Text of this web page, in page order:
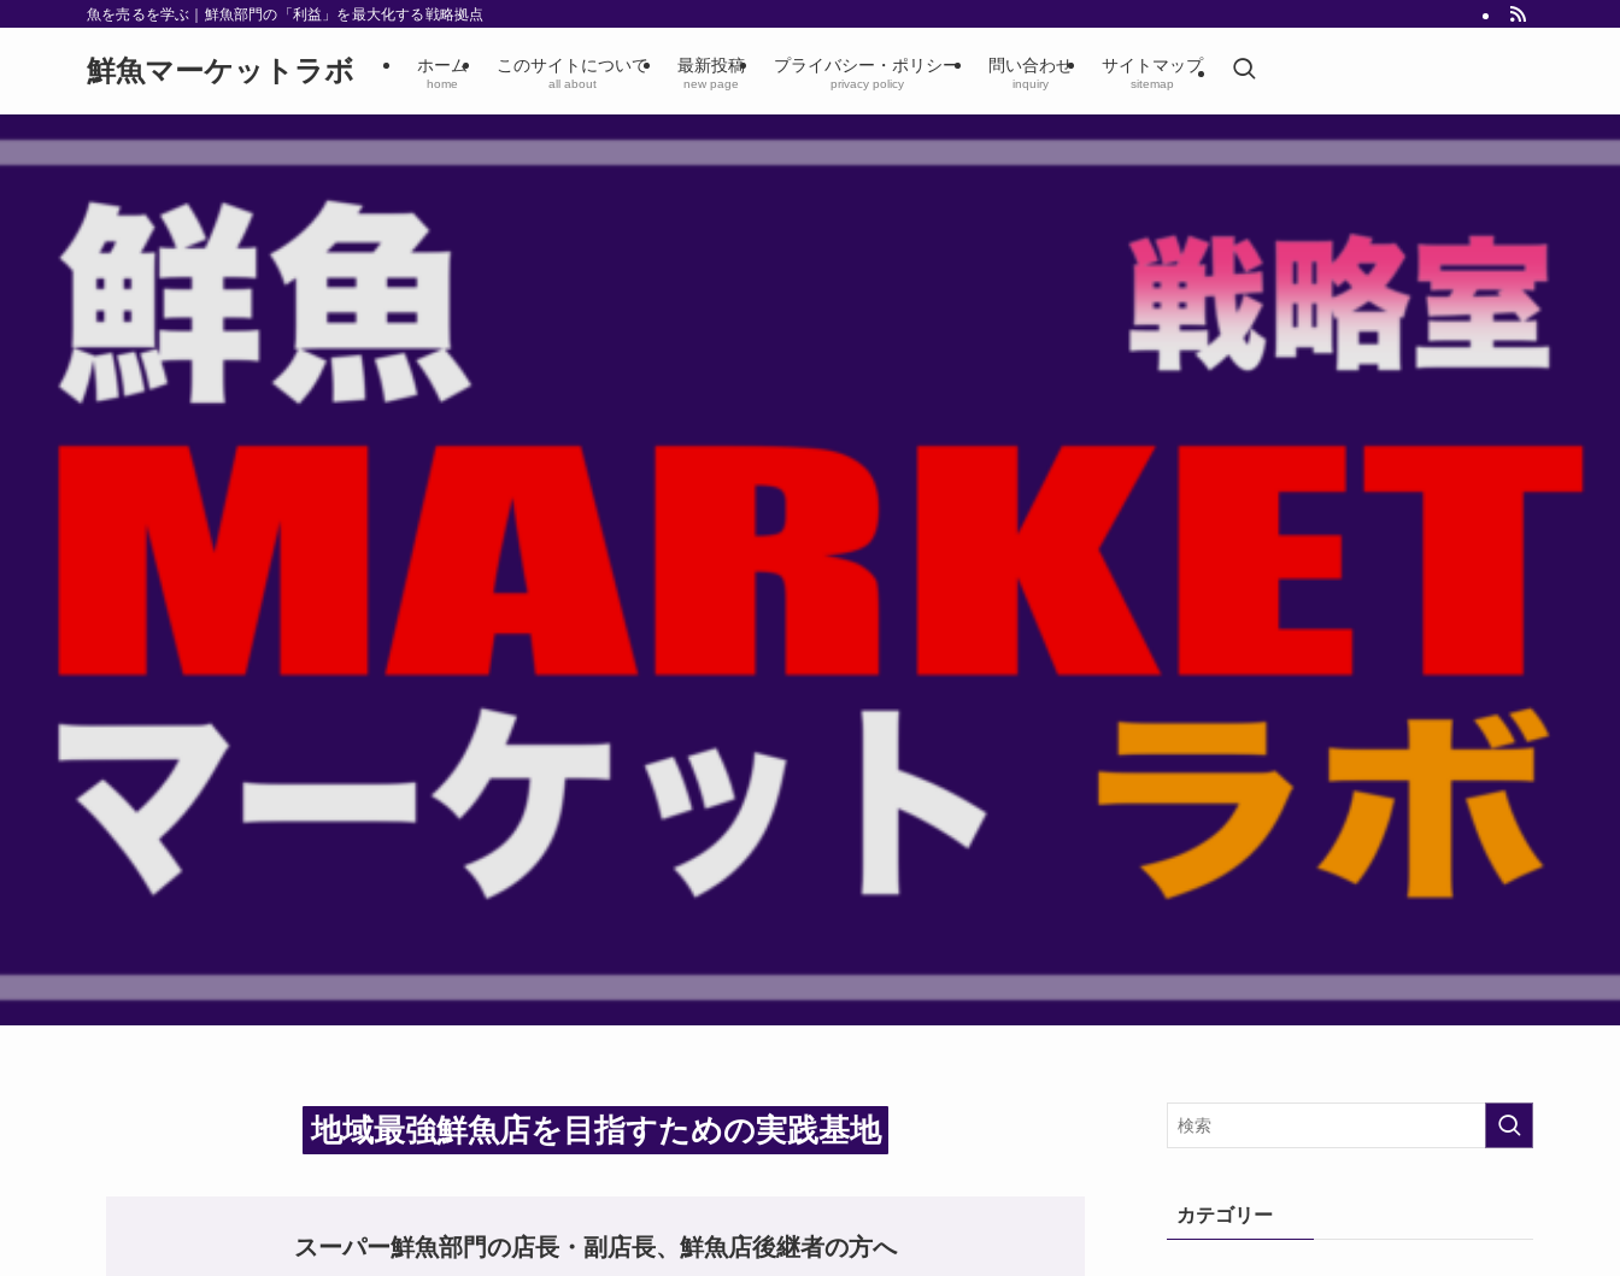
魚を売るを学ぶ｜鮮魚部門の「利益」を最大化する戦略拠点
鮮魚マーケットラボ ホーム
home
このサイトについて
all about
最新投稿
new page
プライバシー・ポリシー
privacy policy
問い合わせ
inquiry
サイトマップ
sitemap
地域最強鮮魚店を目指すための実践基地
スーパー鮮魚部門の店長・副店長、鮮魚店後継者の方へ
カテゴリー